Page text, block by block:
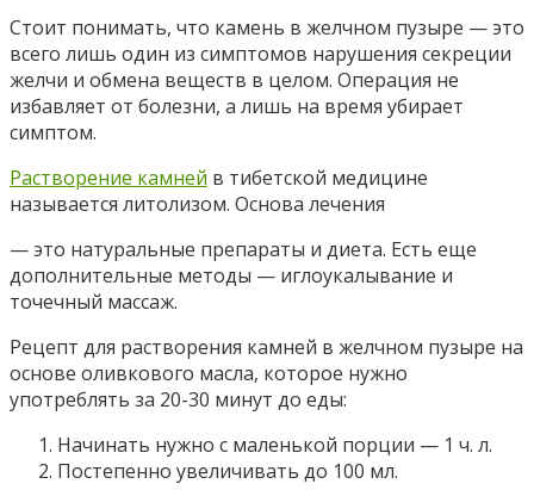
Стоит понимать, что камень в желчном пузыре — это
всего лишь один из симптомов нарушения секреции
желчи и обмена веществ в целом. Операция не
избавляет от болезни, а лишь на время убирает
симптом.
Растворение камней в тибетской медицине
называется литолизом. Основа лечения
— это натуральные препараты и диета. Есть еще
дополнительные методы — иглоукалывание и
точечный массаж.
Рецепт для растворения камней в желчном пузыре на
основе оливкового масла, которое нужно
употреблять за 20-30 минут до еды:
Начинать нужно с маленькой порции — 1 ч. л.
Постепенно увеличивать до 100 мл.